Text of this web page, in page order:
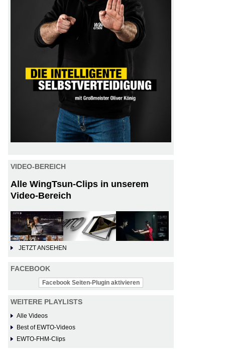
VIDEO-BEREICH
Alle WingTsun-Clips in unserem
Video-Bereich
JETZT ANSEHEN
FACEBOOK
Facebook Seiten-Plugin aktivieren
WEITERE PLAYLISTS
Alle Videos
Best of EWTO-Videos
EWTO-FHM-Clips